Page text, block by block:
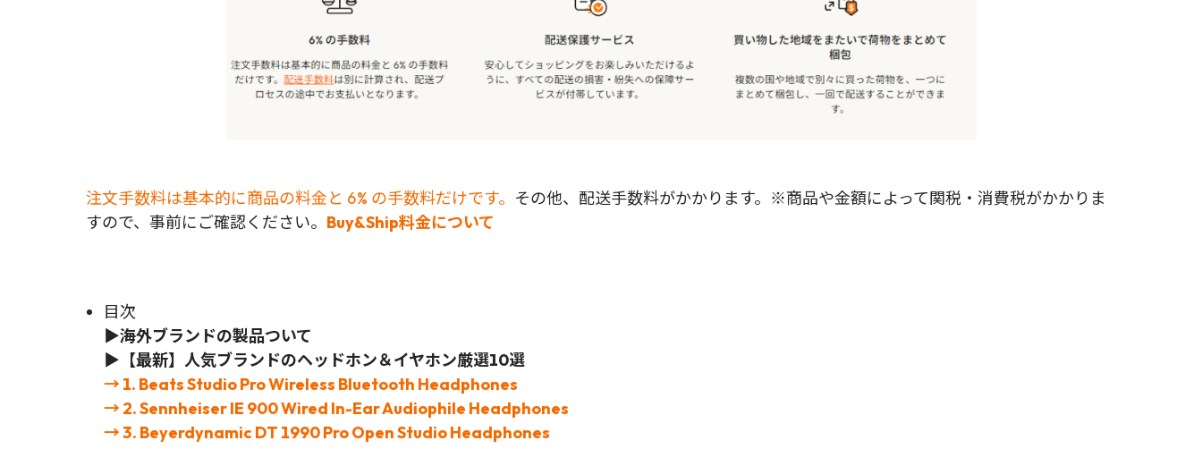
注文手数料は基本的に商品の料金と 6% の手数料だけです。 その他、配送手数料がかかります。※商品や金額によって関税・消費税がかかりま
すので、事前にご確認ください。 Buy&Ship料金について
目次
▶海外ブランドの製品ついて
▶【最新】人気ブランドのヘッドホン＆イヤホン厳選10選
→ 1. Beats Studio Pro Wireless Bluetooth Headphones
→ 2. Sennheiser IE 900 Wired In-Ear Audiophile Headphones
→ 3. Beyerdynamic DT 1990 Pro Open Studio Headphones